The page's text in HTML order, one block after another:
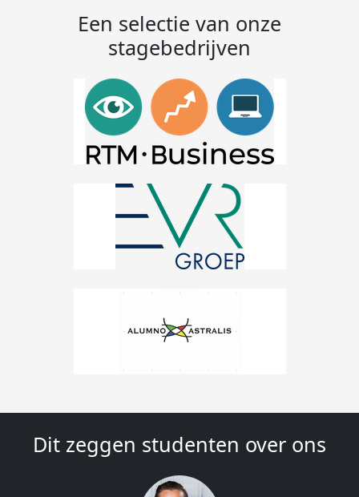
Een selectie van onze
stagebedrijven
Dit zeggen studenten over ons